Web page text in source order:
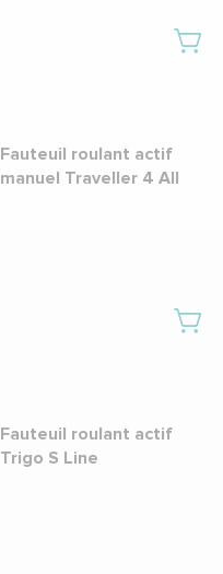
Fauteuil roulant actif
manuel Traveller 4 All
Fauteuil roulant actif
Trigo S Line